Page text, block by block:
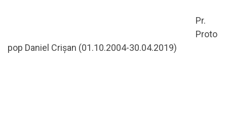
Pr.
Proto
pop Daniel Crișan (01.10.2004-30.04.2019)